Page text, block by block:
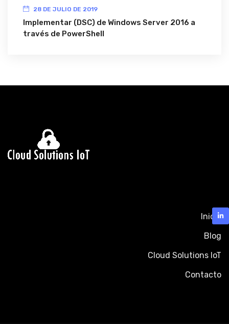
28 DE JULIO DE 2019
Implementar (DSC) de Windows Server 2016 a
través de PowerShell
Inicio
Blog
Cloud Solutions IoT
Contacto